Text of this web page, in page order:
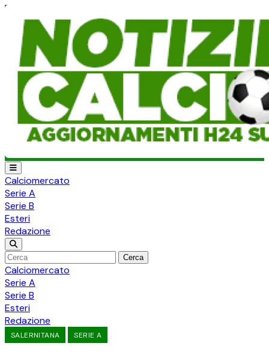
Calciomercato
Serie A
Serie B
Esteri
Redazione
Cerca
Calciomercato
Serie A
Serie B
Esteri
Redazione
SALERNITANA SERIE A